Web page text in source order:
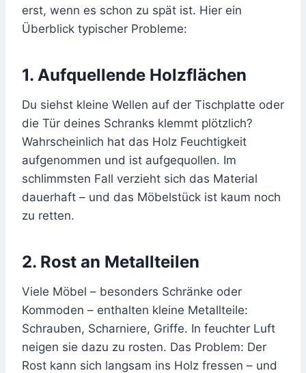
erst, wenn es schon zu spät ist. Hier ein
Überblick typischer Probleme:
1. Aufquellende Holzflächen
Du siehst kleine Wellen auf der Tischplatte oder
die Tür deines Schranks klemmt plötzlich?
Wahrscheinlich hat das Holz Feuchtigkeit
aufgenommen und ist aufgequollen. Im
schlimmsten Fall verzieht sich das Material
dauerhaft – und das Möbelstück ist kaum noch
zu retten.
2. Rost an Metallteilen
Viele Möbel – besonders Schränke oder
Kommoden – enthalten kleine Metallteile:
Schrauben, Scharniere, Griffe. In feuchter Luft
neigen sie dazu zu rosten. Das Problem: Der
Rost kann sich langsam ins Holz fressen – und